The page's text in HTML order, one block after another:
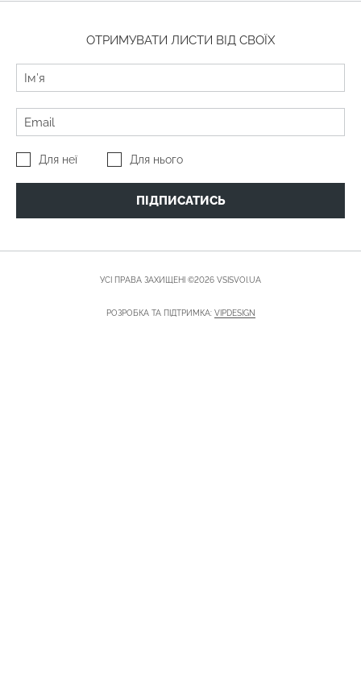
ОТРИМУВАТИ ЛИСТИ ВІД СВОЇХ
Для неї Для нього
ПІДПИСАТИСЬ
УСІ ПРАВА ЗАХИЩЕНІ ©2026 VSISVOI.UA
РОЗРОБКА ТА ПІДТРИМКА: VIPDESIGN